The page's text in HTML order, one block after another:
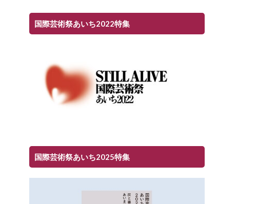
国際芸術祭あいち2022特集
国際芸術祭あいち2025特集